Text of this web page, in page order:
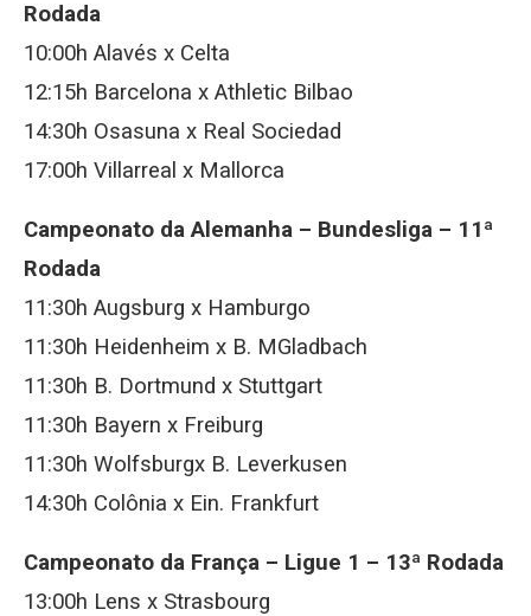
Rodada
10:00h Alavés x Celta
12:15h Barcelona x Athletic Bilbao
14:30h Osasuna x Real Sociedad
17:00h Villarreal x Mallorca
Campeonato da Alemanha – Bundesliga – 11ª
Rodada
11:30h Augsburg x Hamburgo
11:30h Heidenheim x B. MGladbach
11:30h B. Dortmund x Stuttgart
11:30h Bayern x Freiburg
11:30h Wolfsburgx B. Leverkusen
14:30h Colônia x Ein. Frankfurt
Campeonato da França – Ligue 1 – 13ª Rodada
13:00h Lens x Strasbourg